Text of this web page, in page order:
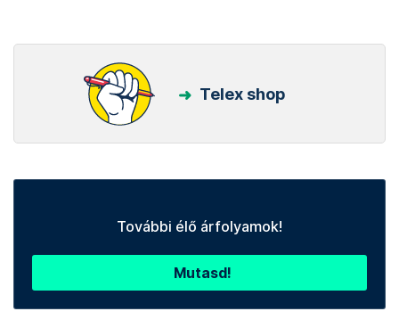
Telex shop
További élő árfolyamok!
Mutasd!